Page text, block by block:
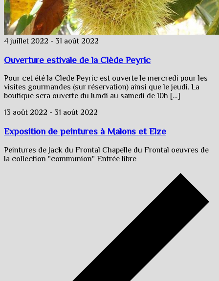
4 juillet 2022 - 31 août 2022
Ouverture estivale de la Clède Peyric
Pour cet été la Clede Peyric est ouverte le mercredi pour les
visites gourmandes (sur réservation) ainsi que le jeudi. La
boutique sera ouverte du lundi au samedi de 10h […]
13 août 2022 - 31 août 2022
Exposition de peintures à Malons et Elze
Peintures de Jack du Frontal Chapelle du Frontal oeuvres de
la collection "communion" Entrée libre